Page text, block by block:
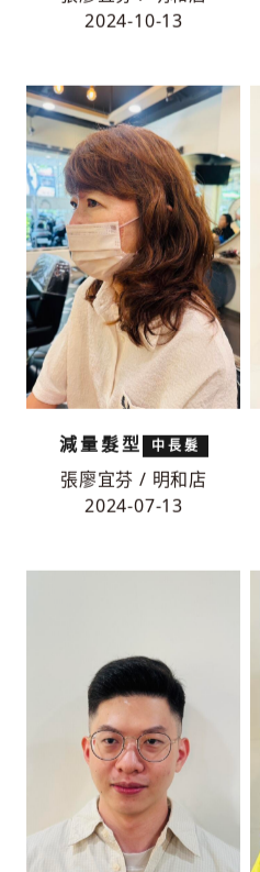
2024-10-13
減量髮型 中長髮
張廖宜芬 / 明和店
2024-07-13